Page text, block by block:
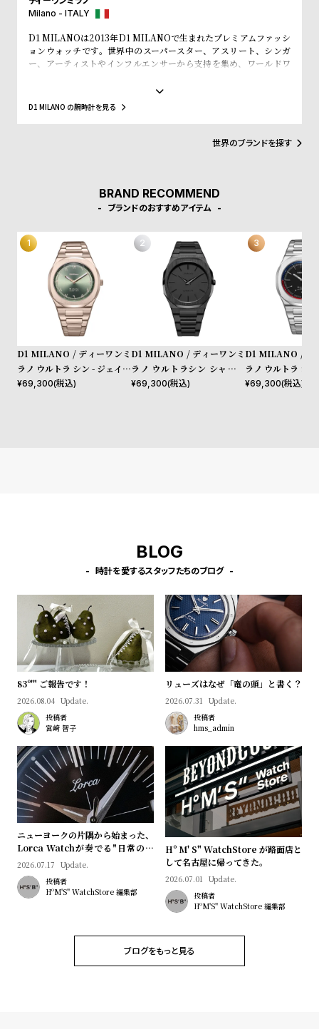
g
p
P
シ
返
ラ
ス
ス
よ
く
る
質
問
お
問
合
わ
せ
Milano - ITALY
D1 MILANOは2013年D1 MILANOで生まれたプレミアムファッシ
ョンウォッチです。世界中のスーパースター、アスリート、シンガ
ー、アーティストやインフルエンサーから支持を集め、ワールドワ
970年代のイタリアンなクリアラインと美的感覚にインスパイアさ
れたデザインは、流行を追いかける全ての人々にとってのマストア
イテムとなることでしょう。Forbesによって、ファッションを再定
義する若いイタリアンブランドのトップ10にノミネートされまし
た。その中にはGQやVogue、Elle、Esquireなどファッション業界
D1 MILANO の腕時計を見る
世界のブランドを探す
BRAND RECOMMEND
ブランドのおすすめアイテム
D1 MILANO / ディーワンミ
ラノ ウルトラ シン - ジェイド
ミラージュ
¥69,300(税込)
D1 MILANO / ディーワンミ
ラノ ウルトラシン シャドウ
プロジェクトシャドウ
¥69,300(税込)
D1 MILANO / デ
ラノ ウルトラ シ
ク オキシモア
¥69,300(税込)
BLOG
時計を愛するスタッフたちのブログ
83º'" ご報告です！
2026.08.04 Update.
投稿者
宮﨑 智子
リューズはなぜ「竜の頭」と書く？
2026.07.31 Update.
投稿者
hms_admin
ニューヨークの片隅から始まった、
Lorca Watchが奏でる"日常のロ
マン"｜Brand Picks #08
2026.07.17 Update.
投稿者
HºM'S" WatchStore 編集部
Hº M' S" WatchStore が路面店と
して名古屋に帰ってきた。
2026.07.01 Update.
投稿者
HºM'S" WatchStore 編集部
ブログをもっと見る